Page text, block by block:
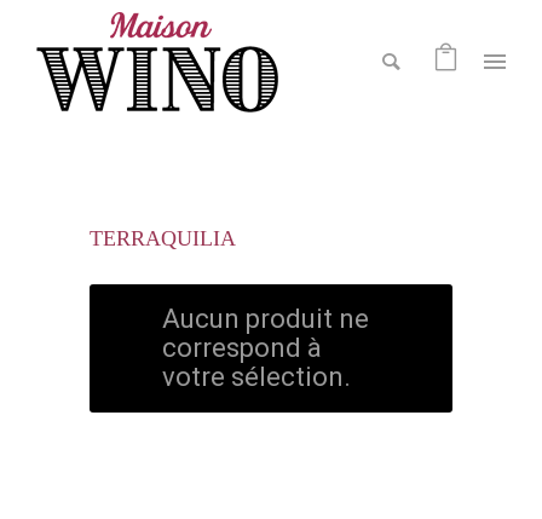
TERRAQUILIA
Aucun produit ne
correspond à
votre sélection.